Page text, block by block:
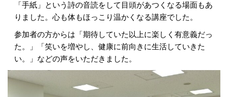
「手紙」という詩の音読をして目頭があつくなる場面もあ
りました。心も体もほっこり温かくなる講座でした。
参加者の方からは「期待していた以上に楽しく有意義だっ
た。」「笑いを増やし、健康に前向きに生活していきた
い。」などの声をいただきました。